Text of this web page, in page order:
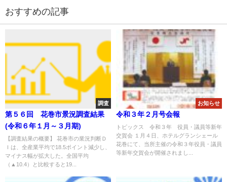
おすすめの記事
調査
第５６回 花巻市景況調査結果
(令和６年１月～３月期)
【調査結果の概要】 花巻市の業況判断Ｄ
Ｉは、全産業平均で18.5ポイント減少し、
マイナス幅が拡大した。全国平均
（▲10.4）と比較すると19...
お知らせ
令和３年２月号会報
トピックス 令和３年 役員・議員等新年
交賀会 １月４日、ホテルグランシェール
花巻にて、当所主催の令和３年役員・議員
等新年交賀会が開催されまし...